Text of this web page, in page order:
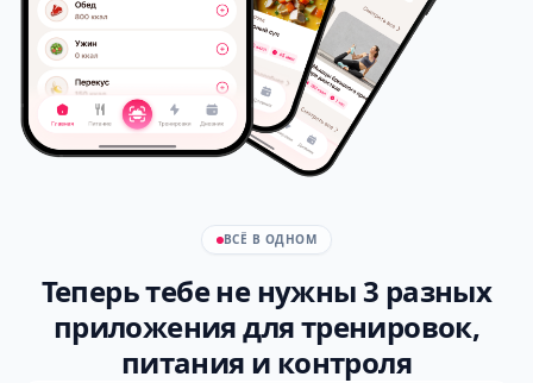
ВСЁ В ОДНОМ
Теперь тебе не нужны 3 разных
приложениядля тренировок,
питания и контроля